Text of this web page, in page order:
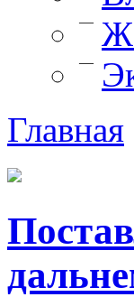
—
—
Главная